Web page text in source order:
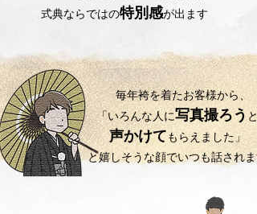
式典ならではの特別感が出ます
毎年袴を着たお客様から、
「いろんな人に写真撮ろう と
声かけて もらえました」
と嬉しそうな顔でいつも話されま